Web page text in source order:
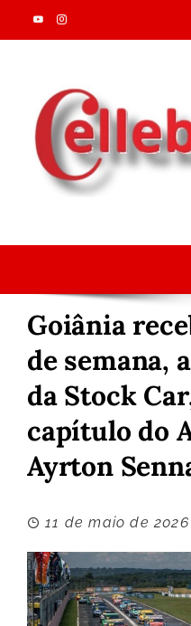
Skip
to
Goiânia
de semana,
da Stock
capítulo do
Ayrton
11 de maio de 2026